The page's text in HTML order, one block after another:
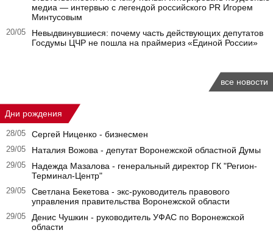
медиа — интервью с легендой российского PR Игорем
Минтусовым
20/05
Невыдвинувшиеся: почему часть действующих депутатов
Госдумы ЦЧР не пошла на праймериз «Единой России»
все новости
Дни рождения
28/05 Сергей Ниценко - бизнесмен
29/05 Наталия Вожова - депутат Воронежской областной Думы
29/05
Надежда Мазалова - генеральный директор ГК "Регион-
Терминал-Центр"
29/05
Светлана Бекетова - экс-руководитель правового
управления правительства Воронежской области
29/05
Денис Чушкин - руководитель УФАС по Воронежской
области